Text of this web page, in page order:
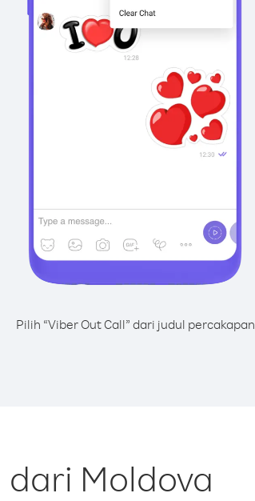
Pilih “Viber Out Call” dari judul percakapan
dari Moldova